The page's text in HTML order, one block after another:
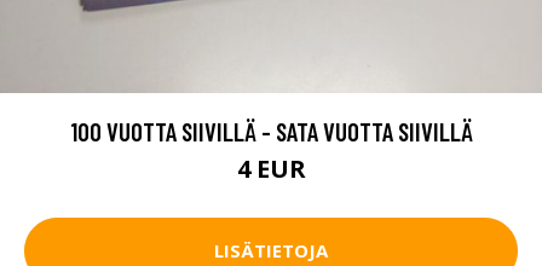
100 VUOTTA SIIVILLÄ - SATA VUOTTA SIIVILLÄ
4 EUR
LISÄTIETOJA